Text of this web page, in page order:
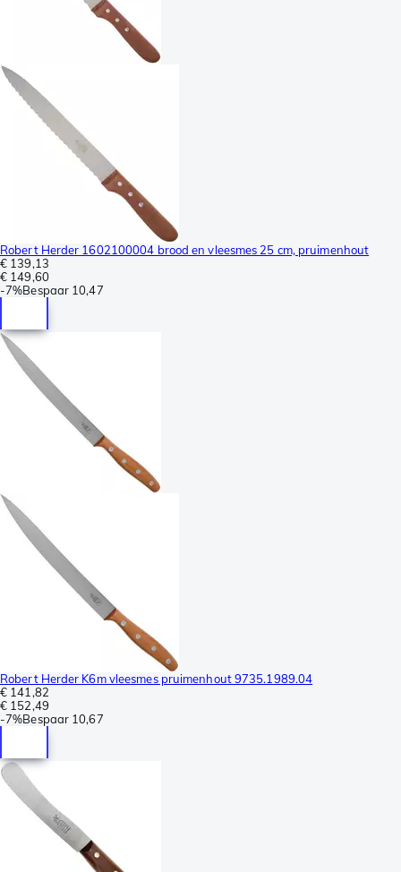
Robert Herder 1602100004 brood en vleesmes 25 cm, pruimenhout
€ 139,13
€ 149,60
-7%Bespaar 10,47
Robert Herder K6m vleesmes pruimenhout 9735.1989.04
€ 141,82
€ 152,49
-7%Bespaar 10,67